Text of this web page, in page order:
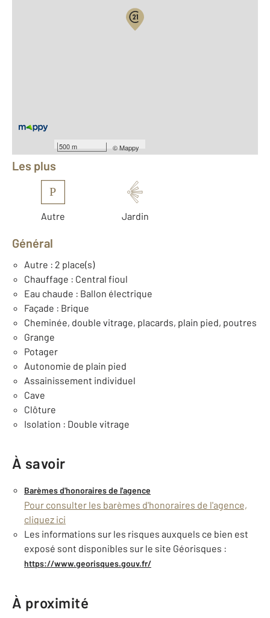
500 m ©Mappy
Équipements
Les plus
P
Autre Jardin
Général
Autre : 2 place(s)
Chauffage : Central fioul
Eau chaude : Ballon électrique
Façade : Brique
Cheminée, double vitrage, placards, plain pied, poutres
Grange
Potager
Autonomie de plain pied
Assainissement individuel
Cave
Clôture
Isolation : Double vitrage
À savoir
Barèmes d'honoraires de l'agence
Pour consulter les barèmes d'honoraires de l'agence,
cliquez ici
Les informations sur les risques auxquels ce bien est
exposé sont disponibles sur le site Géorisques :
https://www.georisques.gouv.fr/
À proximité